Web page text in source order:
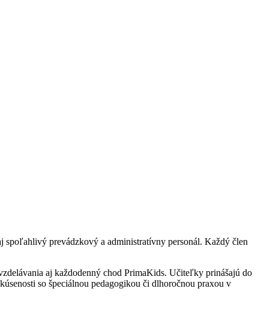
prevádzkový a administratívny personál. Každý člen
aj každodenný chod PrimaKids. Učiteľky prinášajú do
so špeciálnou pedagogikou či dlhoročnou praxou v